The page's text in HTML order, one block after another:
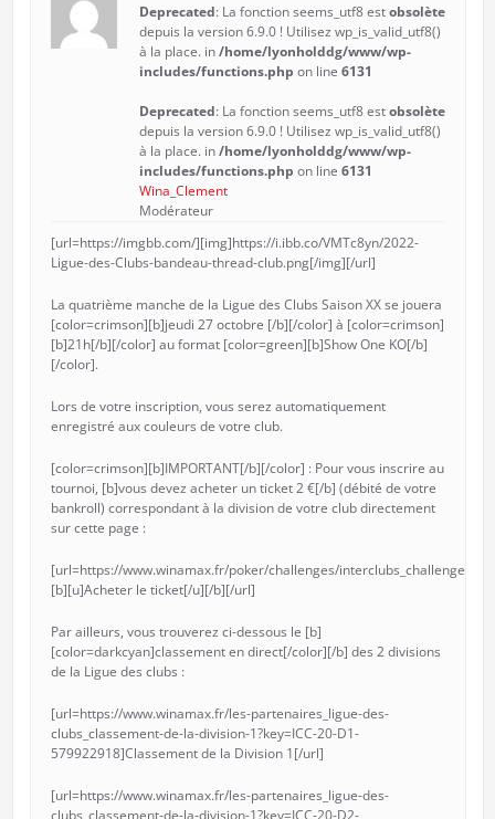
Deprecated: La fonction seems_utf8 estobsolète
depuis la version 6.9.0 ! Utilisez wp_is_valid_utf8()
à la place. in/home/lyonholddg/www/wp-
includes/functions.php on line 6131
Deprecated: La fonction seems_utf8 estobsolète
depuis la version 6.9.0 ! Utilisez wp_is_valid_utf8()
à la place. in/home/lyonholddg/www/wp-
includes/functions.php on line 6131
Wina_Clement
Modérateur
[url=https://imgbb.com/][img]https://i.ibb.co/VMTc8yn/2022-
Ligue-des-Clubs-bandeau-thread-club.png[/img][/url]
La quatrième manche de la Ligue des Clubs Saison XX se jouera
[color=crimson][b]jeudi 27 octobre [/b][/color] à [color=crimson]
[b]21h[/b][/color] au format [color=green][b]Show One KO[/b]
[/color].
Lors de votre inscription, vous serez automatiquement
enregistré aux couleurs de votre club.
[color=crimson][b]IMPORTANT[/b][/color] : Pour vous inscrire au
tournoi, [b]vous devez acheter un ticket 2 €[/b] (débité de votre
bankroll) correspondant à la division de votre club directement
sur cette page :
[url=https://www.winamax.fr/poker/challenges/
[b][u]Acheter le ticket[/u][/b][/url]
Par ailleurs, vous trouverez ci-dessous le [b]
[color=darkcyan]classement en direct[/color][/b] des 2 divisions
de la Ligue des clubs :
[url=https://www.winamax.fr/les-partenaires_ligue-des-
clubs_classement-de-la-division-1?key=ICC-20-D1-
579922918]Classement de la Division 1[/url]
[url=https://www.winamax.fr/les-partenaires_ligue-des-
clubs_classement-de-la-division-1?key=ICC-20-D2-